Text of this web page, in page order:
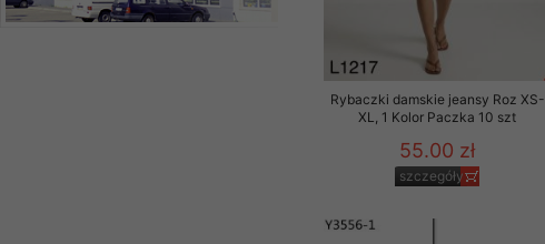
Rybaczki damskie jeansy Roz XS-
XL, 1 Kolor Paczka 10 szt
55.00 zł
szczegóły